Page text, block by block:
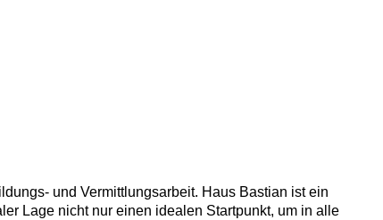
und Vermittlungsarbeit. Haus Bastian ist ein
Lage nicht nur einen idealen Startpunkt, um in alle